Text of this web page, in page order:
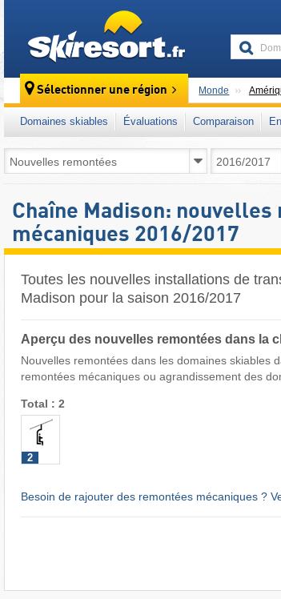
Sélectionner une région Monde
Domaines skiables Évaluations Comparaison
Chaîne Madison: nouvelles
mécaniques 2016/2017
Toutes les nouvelles installations de
Madison pour la saison 2016/2017
Aperçu des nouvelles remontées dans la
Nouvelles remontées dans les domaines skiables
remontées mécaniques ou agrandissement des
Total : 2
2
Besoin de rajouter des remontées mécaniques ?